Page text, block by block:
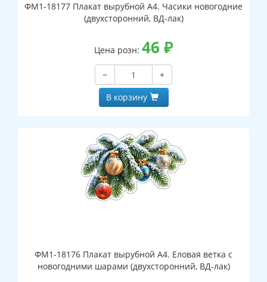
ФМ1-18177 Плакат вырубной А4. Часики новогодние
(двухсторонний, ВД-лак)
Цена розн: 46 ₽
−
+
В корзину
ФМ1-18176 Плакат вырубной А4. Еловая ветка с
новогодними шарами (двухсторонний, ВД-лак)